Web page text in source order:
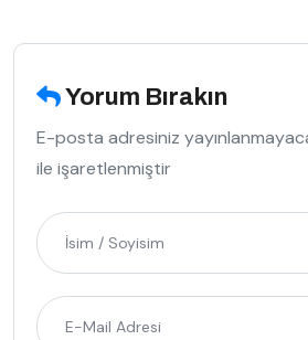
Yorum Bırakın
E-posta adresiniz
ile işaretlenmiştir